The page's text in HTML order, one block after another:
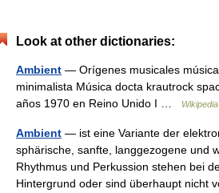
Look at other dictionaries:
Ambient — Orígenes musicales
minimalista Música docta krautrock
años 1970 en Reino Unido I …
Ambient — ist eine Variante der
sphärische, sanfte, langgezogene und
Rhythmus und Perkussion stehen bei
Hintergrund oder sind überhaupt nicht